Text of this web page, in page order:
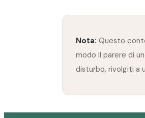
Nota: Questo
modo il parere di
disturbo, rivolgiti a